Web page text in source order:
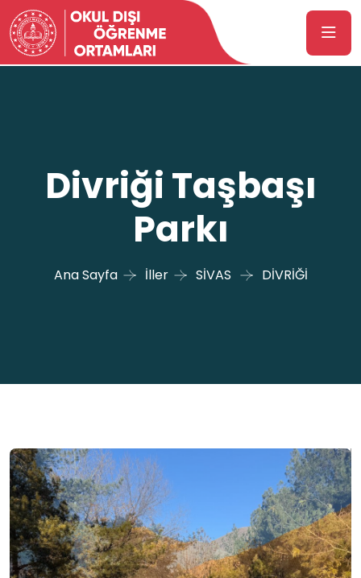
Divriği Taşbaşı
Parkı
Ana Sayfa İller SİVAS DİVRİĞİ